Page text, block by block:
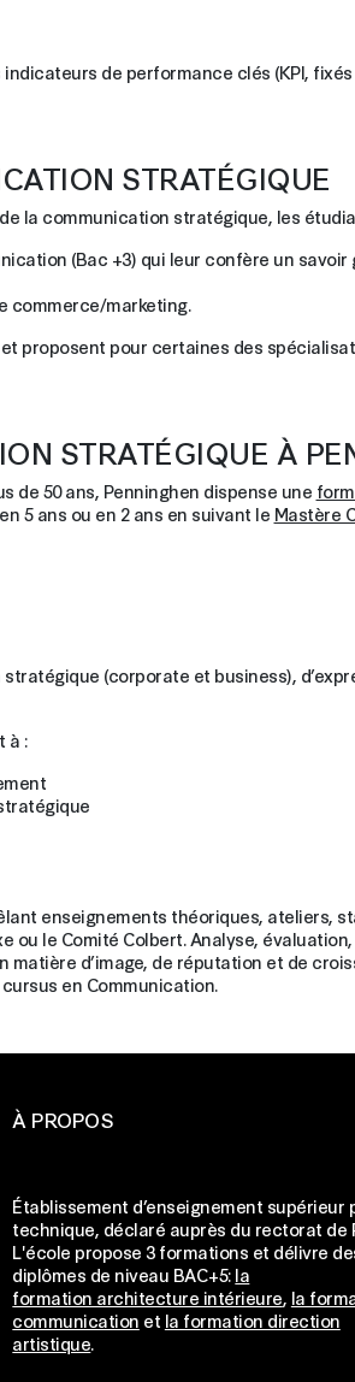
de performance clés (KPI,
STRATÉGIQUE
la communication stratégique, les
(Bac +3) qui leur confère un
commerce/marketing.
proposent pour certaines des
STRATÉGIQUE À
de 50 ans, Penninghen dispense une
5 ans ou en 2 ans en suivant le Mastère
(corporate et business),
à :
enseignements théoriques, ateliers,
ou le Comité Colbert. Analyse,
d’image, de réputation et de
en Communication.
À PROPOS
Établissement d’enseignement supérieur
technique, déclaré auprès du rectorat de
L'école propose 3 formations et délivre
diplômes de niveau BAC+5:la
formation architecture intérieure, la
communication et la formation direction
artistique.